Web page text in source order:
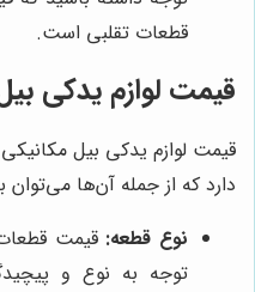
قطعات تقلبی است.
قیمت لوازم یدکی
قیمت لوازم یدکی بیل
دارد که از جمله آن‌ها می‌توان
نوع قطعه: قیمت
توجه به نوع و